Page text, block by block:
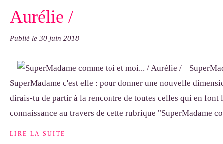
Aurélie /
Publié le 30 juin 2018
SuperMadame c'est elle : pour donner une nouvelle
dirais-tu de partir à la rencontre de toutes celles qui en font
connaissance au travers de cette rubrique "SuperMadame
LIRE LA SUITE